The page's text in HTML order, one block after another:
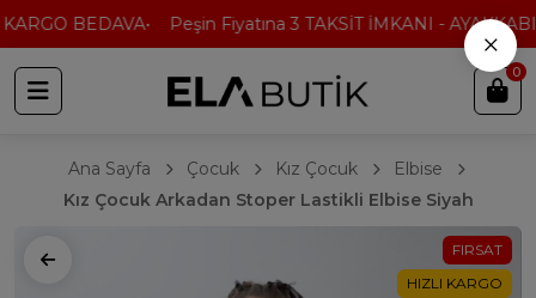
BEDAVA Peşin Fiyatına 3 TAKSİT İMKANI -
0
Ana Sayfa Çocuk Kız Çocuk
Elbise
Kız Çocuk Arkadan Stoper Lastikli Elbise Siyah
FIRSAT
HIZLI KARGO
×